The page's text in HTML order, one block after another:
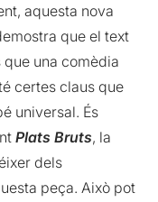
aquesta nova
que el text
una comèdia
certes claus que
universal. És
Plats Bruts, la
dels
peça. Això pot